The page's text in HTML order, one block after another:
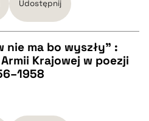
Udostępnij
ma bo wyszły” :
Krajowej w poezji